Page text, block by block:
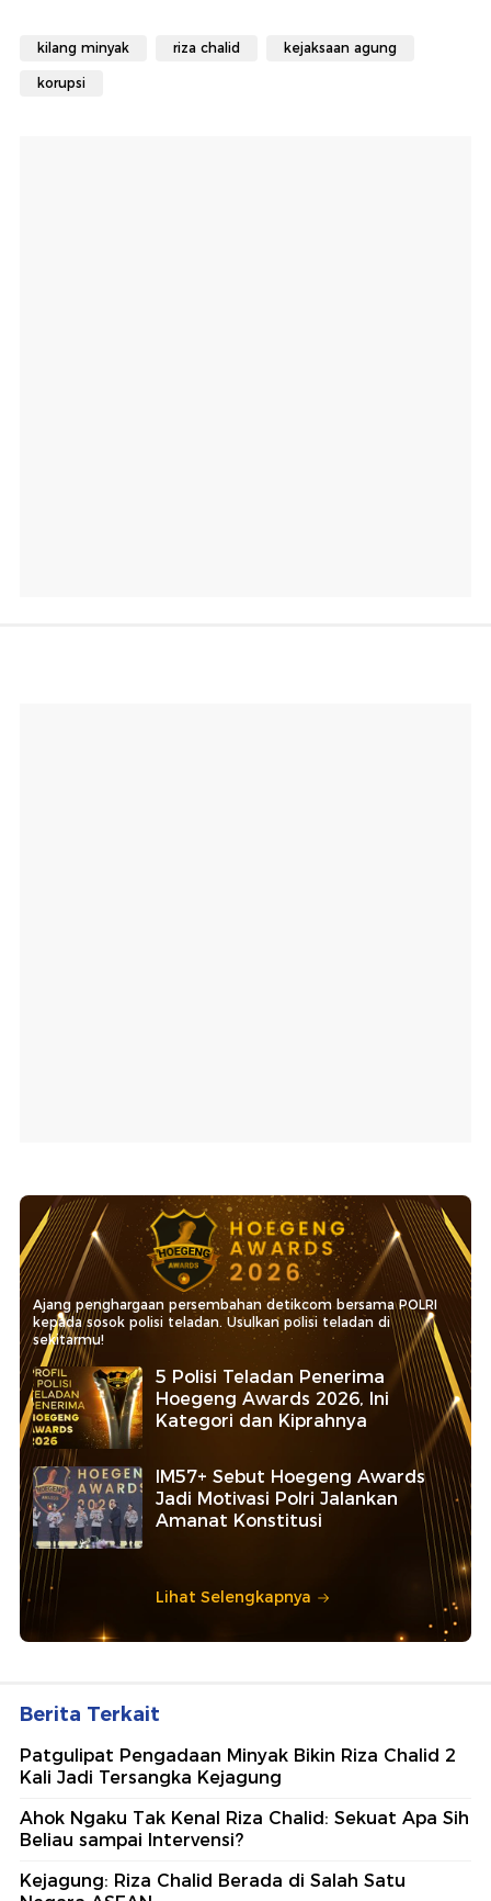
kilang minyak riza chalid kejaksaan agung
korupsi
Ajang penghargaan persembahan detikcom bersama POLRI
kepada sosok polisi teladan. Usulkan polisi teladan di
sekitarmu!
5 Polisi Teladan Penerima
Hoegeng Awards 2026, Ini
Kategori dan Kiprahnya
IM57+ Sebut Hoegeng Awards
Jadi Motivasi Polri Jalankan
Amanat Konstitusi
Lihat Selengkapnya
Berita Terkait
Patgulipat Pengadaan Minyak Bikin Riza Chalid 2
Kali Jadi Tersangka Kejagung
Ahok Ngaku Tak Kenal Riza Chalid: Sekuat Apa Sih
Beliau sampai Intervensi?
Kejagung: Riza Chalid Berada di Salah Satu